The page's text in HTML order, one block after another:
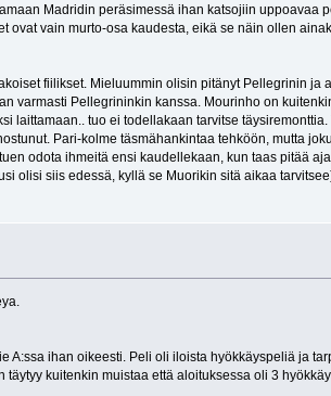
Madridin peräsimessä ihan katsojiin
ovat vain murto-osa kaudesta, eikä se näin ollen
fiilikset. Mieluummin olisin pitänyt Pellegrinin
varmasti Pellegrininkin kanssa. Mourinho on
laittamaan.. tuo ei todellakaan tarvitse
Pari-kolme täsmähankintaa tehköön, mutta
odota ihmeitä ensi kaudellekaan, kun taas pitää
olisi siis edessä, kyllä se Muorikin sitä aikaa
A:ssa ihan oikeesti. Peli oli iloista hyökkäyspeliä ja
täytyy kuitenkin muistaa että aloituksessa oli 3